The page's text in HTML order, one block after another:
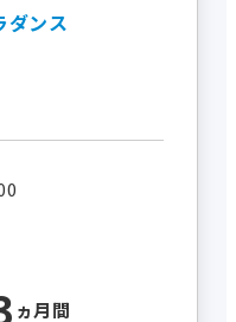
ダンス
ヵ月間